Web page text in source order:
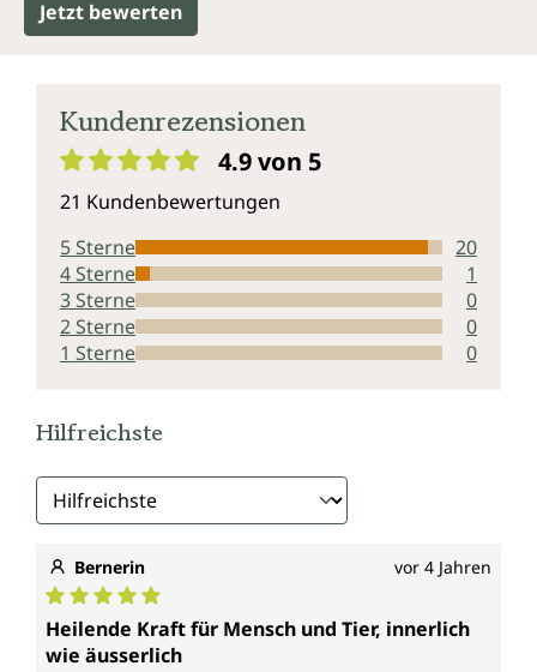
laktosefrei und vegan.
Jetzt bewerten
Kundenrezensionen
4.9 von 5
21 Kundenbewertungen
5 Sterne
20
4 Sterne
1
3 Sterne
0
2 Sterne
0
1 Sterne
0
Hilfreichste
Bernerin vor 4 Jahren
Durchschnittliche Bewertung von 5 von 5 Sternen
Heilende Kraft für Mensch und Tier, innerlich
wie äusserlich